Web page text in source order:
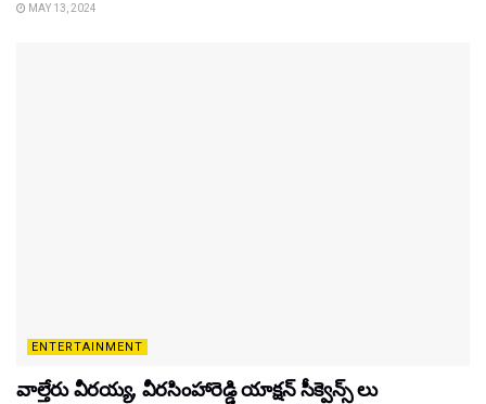
MAY 13, 2024
ENTERTAINMENT
వాల్తేరు వీరయ్య, వీరసింహారెడ్డి యాక్షన్ సీక్వెన్స్ లు